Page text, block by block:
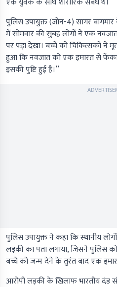
पुलिस उपायुक्त (जोन-4) सागर
में सोमवार की सुबह लोगों ने एक
पर पड़ा देखा। बच्चे को चिकित्सकों ने
हुआ कि नवजात को एक इमारत से फेंका
इसकी पुष्टि हुई है।’’
पुलिस उपायुक्त ने कहा कि स्थानीय
लड़की का पता लगाया, जिसने पुलिस
बच्चे को जन्म देने के तुरंत बाद एक
आरोपी लड़की के खिलाफ भारतीय दंड